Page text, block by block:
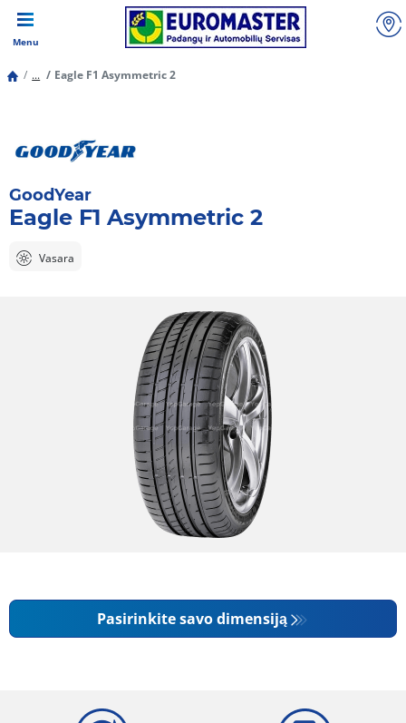
Menu
... Eagle F1 Asymmetric 2
GoodYear
Eagle F1 Asymmetric 2
Vasara
Pasirinkite savo dimensiją